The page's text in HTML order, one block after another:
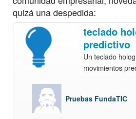
quizá una despedida:
teclado
predictivo
Un teclado
movimientos
Pruebas FundaTIC